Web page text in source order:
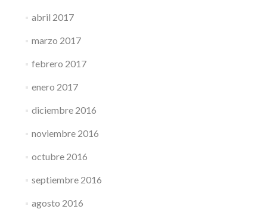
abril 2017
marzo 2017
febrero 2017
enero 2017
diciembre 2016
noviembre 2016
octubre 2016
septiembre 2016
agosto 2016